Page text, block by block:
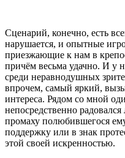
Сценарий, конечно, есть
нарушается, и опытные
приезжающие к нам в
причём весьма удачно. И у
среди неравнодушных
впрочем, самый яркий,
интереса. Рядом со мной
непосредственно
промаху полюбившегося
поддержку или в знак
этой своей искренностью.